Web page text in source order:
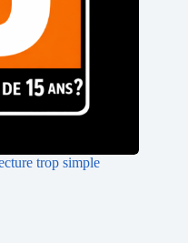
trop simple